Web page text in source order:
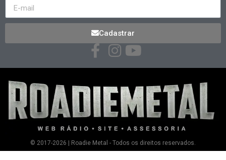
Cadastrar
© 2017-2026 | Roadie Metal - Todos os direitos reservados.